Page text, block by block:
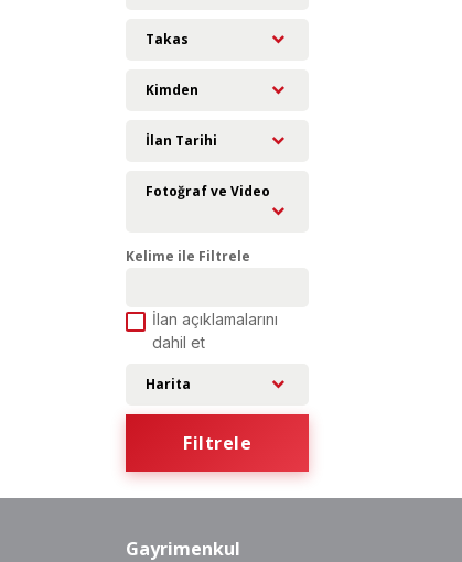
Takas
Kimden
İlan Tarihi
Fotoğraf ve Video
Kelime ile Filtrele
İlan açıklamalarını
dahil et
Harita
Filtrele
Gayrimenkul